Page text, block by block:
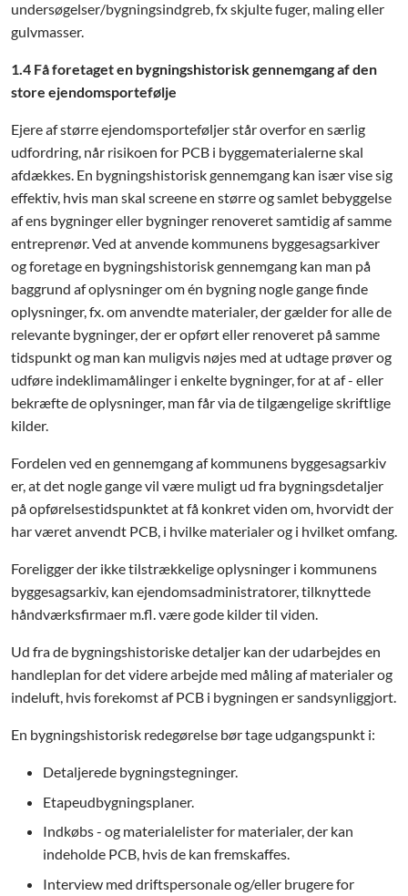
undersøgelser/bygningsindgreb, fx skjulte fuger, maling eller
gulvmasser.
1.4 Få foretaget en bygningshistorisk gennemgang af den
store ejendomsportefølje
Ejere af større ejendomsporteføljer står overfor en særlig
udfordring, når risikoen for PCB i byggematerialerne skal
afdækkes. En bygningshistorisk gennemgang kan især vise sig
effektiv, hvis man skal screene en større og samlet bebyggelse
af ens bygninger eller bygninger renoveret samtidig af samme
entreprenør. Ved at anvende kommunens byggesagsarkiver
og foretage en bygningshistorisk gennemgang kan man på
baggrund af oplysninger om én bygning nogle gange finde
oplysninger, fx. om anvendte materialer, der gælder for alle de
relevante bygninger, der er opført eller renoveret på samme
tidspunkt og man kan muligvis nøjes med at udtage prøver og
udføre indeklimamålinger i enkelte bygninger, for at af - eller
bekræfte de oplysninger, man får via de tilgængelige skriftlige
kilder.
Fordelen ved en gennemgang af kommunens byggesagsarkiv
er, at det nogle gange vil være muligt ud fra bygningsdetaljer
på opførelsestidspunktet at få konkret viden om, hvorvidt der
har været anvendt PCB, i hvilke materialer og i hvilket omfang.
Foreligger der ikke tilstrækkelige oplysninger i kommunens
byggesagsarkiv, kan ejendomsadministratorer, tilknyttede
håndværksfirmaer m.fl. være gode kilder til viden.
Ud fra de bygningshistoriske detaljer kan der udarbejdes en
handleplan for det videre arbejde med måling af materialer og
indeluft, hvis forekomst af PCB i bygningen er sandsynliggjort.
En bygningshistorisk redegørelse bør tage udgangspunkt i:
Detaljerede bygningstegninger.
Etapeudbygningsplaner.
Indkøbs - og materialelister for materialer, der kan
indeholde PCB, hvis de kan fremskaffes.
Interview med driftspersonale og/eller brugere for